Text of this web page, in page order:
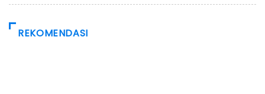
REKOMENDASI